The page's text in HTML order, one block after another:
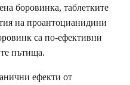
боровинка, таблетките
на проантоцианидини
са по-ефективни
пътища.
ефекти от